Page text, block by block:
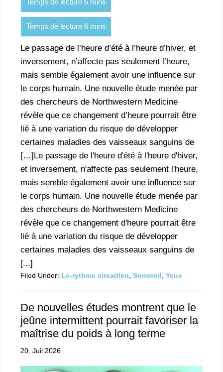
Le passage de l’heure d’été à l’heure d’hiver, et
inversement, n’affecte pas seulement l’heure,
mais semble également avoir une influence sur
le corps humain. Une nouvelle étude menée par
des chercheurs de Northwestern Medicine
révèle que ce changement d’heure pourrait être
lié à une variation du risque de développer
certaines maladies des vaisseaux sanguins de
[…]Le passage de l'heure d'été à l'heure d'hiver,
et inversement, n'affecte pas seulement l'heure,
mais semble également avoir une influence sur
le corps humain. Une nouvelle étude menée par
des chercheurs de Northwestern Medicine
révèle que ce changement d'heure pourrait être
lié à une variation du risque de développer
certaines maladies des vaisseaux sanguins de
[...]
Filed Under: Le-rythme circadien Sommeil Yeux
De nouvelles études montrent que le
jeûne intermittent pourrait favoriser la
maîtrise du poids à long terme
20. Juil 2026